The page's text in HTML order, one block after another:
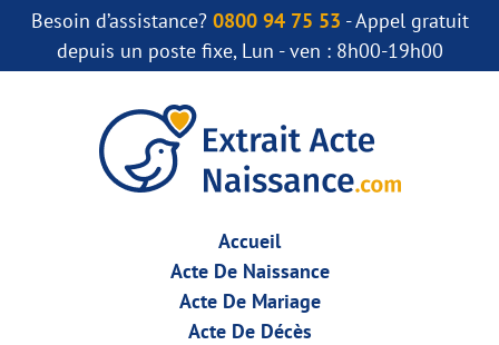
Besoin d’assistance? 0800 94 75 53 - Appel gratuit
depuis un poste fixe, Lun - ven : 8h00-19h00
Accueil
Acte De Naissance
Acte De Mariage
Acte De Décès